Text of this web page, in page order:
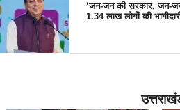
‘जन-जन की सरकार, जन-
1.34 लाख लोगों की